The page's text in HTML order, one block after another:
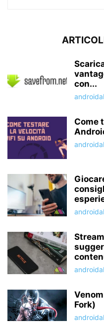
con...
Come
Fork)